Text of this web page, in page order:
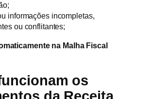
informações incompletas,
ou conflitantes;
na Malha Fiscal
os